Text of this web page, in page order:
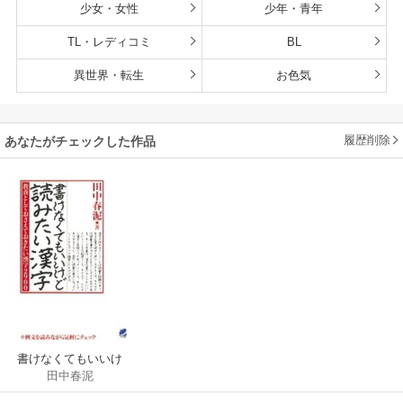
少女・女性 少年・青年
TL・レディコミ BL
異世界・転生 お色気
あなたがチェックした作品 履歴削除
書けなくてもいいけ
ど読みたい漢字 : 教養
としておさえておき
田中春泥